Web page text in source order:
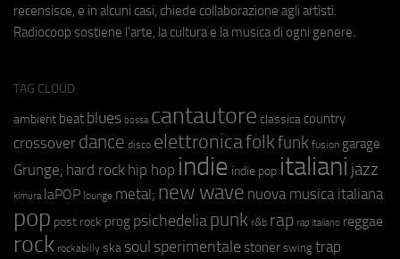
recensisce, e in alcuni casi, chiede collaborazione agli artisti.
Radiocoop sostiene l'arte, la cultura e la musica di ogni genere.
TAG CLOUD
ambient beat blues bossa cantautore classica country
crossover dance disco elettronicafolkfunk fusion garage
Grunge; hard rock hip hop indie indie pop italiani jazz
kimura laPOP lounge metal; new wave nuova musica italiana
pop post rock prog psichedeliapunk r&b rap rap italiano reggae
rock rockabilly ska soul sperimentale stoner swing trap